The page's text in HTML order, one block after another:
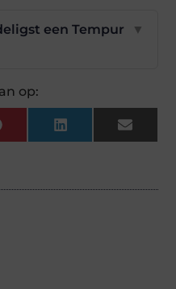
een Tempur
▼
op:
PinterestLinkedIn Email